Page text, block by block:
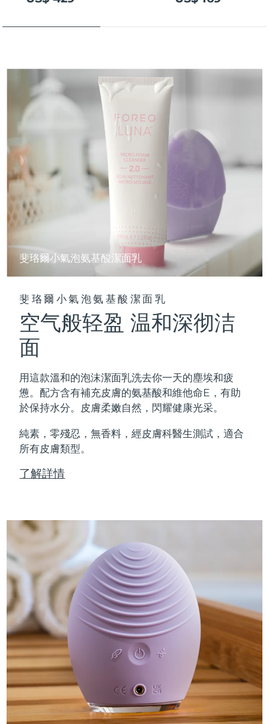
斐珞爾小氣泡氨基酸潔面乳
斐珞爾小氣泡氨基酸潔面乳
空气般轻盈 温和深彻洁
面
用這款溫和的泡沫潔面乳洗去你一天的塵埃和疲
憊。配方含有補充皮膚的氨基酸和維他命E，有助
於保持水分。皮膚柔嫩自然，閃耀健康光采。
純素，零殘忍，無香料，經皮膚科醫生測試，適合
所有皮膚類型。
了解詳情